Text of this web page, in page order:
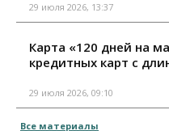
29 июля 2026, 13:37
Карта «120 дней на
кредитных карт с
29 июля 2026, 09:10
Все материалы